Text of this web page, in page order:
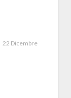
22 Dicembre